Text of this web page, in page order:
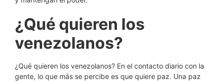
¿Qué quieren los
venezolanos?
¿Qué quieren los venezolanos? En el contacto diario con la
gente, lo que más se percibe es que quiere paz. Una paz